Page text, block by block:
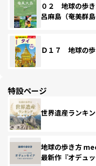
０２ 地球の歩
呂麻島（奄美群
Ｄ１７ 地球の
特設ページ
世界遺産ランキ
地球の歩き方
最新作『オデュッ